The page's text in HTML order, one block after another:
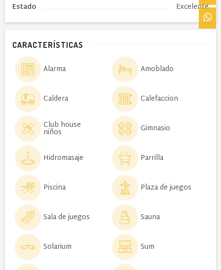
Estado Excelente
CARACTERÍSTICAS
Alarma Amoblado
Caldera Calefaccion
Club house
niños Gimnasio
Hidromasaje Parrilla
Piscina Plaza de juegos
Sala de juegos Sauna
Solarium Sum